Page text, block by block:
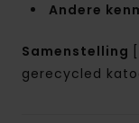
Andere
Samenstelling
gerecycled